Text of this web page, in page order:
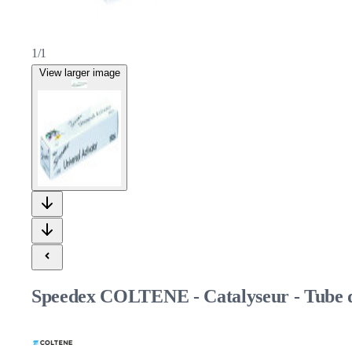
1/1
View larger image
Speedex COLTENE - Catalyseur - Tube